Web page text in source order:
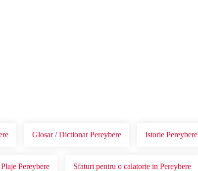
Glosar / Dictionar Pereybere Istorie Pereybere
Plaje Pereybere Sfaturi pentru o calatorie in Pereybere